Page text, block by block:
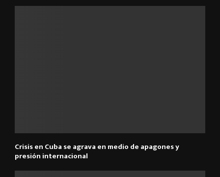
Crisis en Cuba se agrava en medio de apagones y
presión internacional